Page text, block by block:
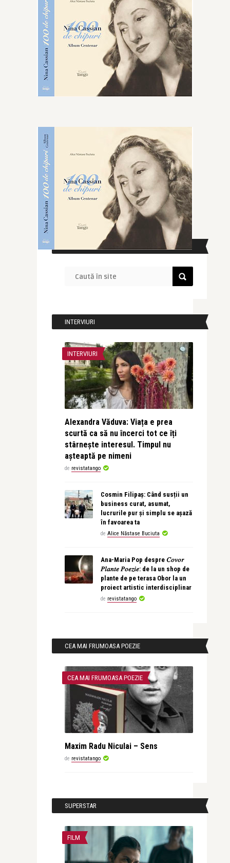
CAUTĂ ÎN SITE
INTERVIURI
INTERVIURI
Alexandra Văduva: Viața e prea
scurtă ca să nu încerci tot ce îți
stârnește interesul. Timpul nu
așteaptă pe nimeni
de revistatango
Cosmin Filipaș: Când susții un
business curat, asumat,
lucrurile pur și simplu se așază
în favoarea ta
de Alice Năstase Buciuta
Ana-Maria Pop despre 𝐶𝑜𝑣𝑜𝑟
𝑃𝑙𝑎𝑛𝑡𝑒 𝑃𝑜𝑒𝑧𝑖𝑒: de la un shop de
plante de pe terasa Obor la un
proiect artistic interdisciplinar
de revistatango
CEA MAI FRUMOASA POEZIE
CEA MAI FRUMOASA POEZIE
Maxim Radu Niculai – Sens
de revistatango
SUPERSTAR
FILM